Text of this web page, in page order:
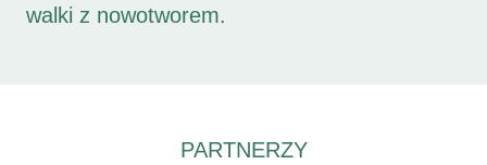
walki z nowotworem.
PARTNERZY